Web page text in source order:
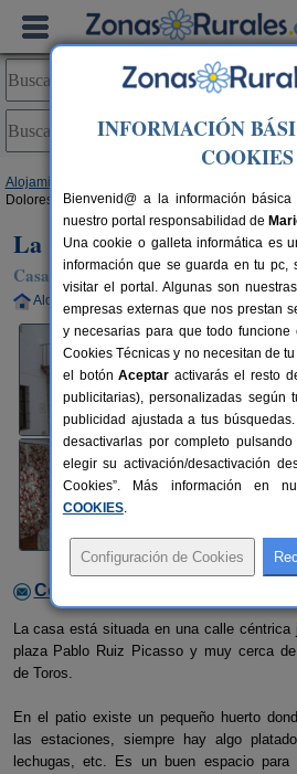
Alojamientos
Dolores
La Casa de Tita Dolores
Casa Rural en Cortes de La Frontera
Alquiler completo
Contactar con el alojamiento
La casa está situada en una calle céntrica
plaza Pablo Ruiz Picasso y muy cerca
de Toros.
En el patio existe un pequeño huerto
las estaciones, siempre hay algo
lechugas, etc. Es un buen espacio para
INFORMACIÓN
COOKIES
Bienvenid@ a la información
nuestro portal responsabilidad de
Una cookie o galleta informática es
información que se guarda en tu pc,
visitar el portal. Algunas son
empresas externas que nos prestan
y necesarias para que todo funcione
Cookies Técnicas y no necesitan de
el botónAceptar activarás el resto
publicitarias), personalizadas según
publicidad ajustada a tus
desactivarlas por completo
elegir su activación/desactivación
Cookies”. Más información en
COOKIES.